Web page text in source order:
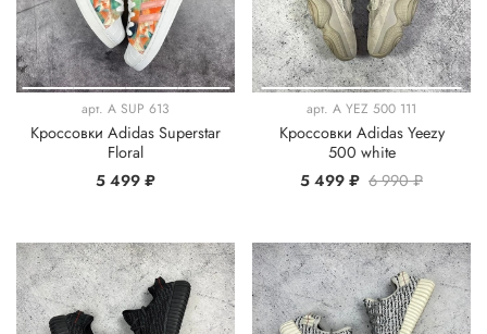
арт. A SUP 613
Кроссовки Adidas Superstar
Floral
5 499 ₽
арт. A YEZ 500 111
Кроссовки Adidas Yeezy
500 white
5 499 ₽ 6 990 ₽